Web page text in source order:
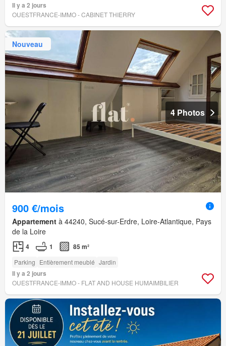
Il y a 2 jours
OUESTFRANCE-IMMO - CABINET THIERRY
Nouveau
4 Photos
900 €/mois
Appartement à 44240, Sucé-sur-Erdre, Loire-Atlantique, Pays
de la Loire
4 1 85 m²
Parking Entièrement meublé Jardin
Il y a 2 jours
OUESTFRANCE-IMMO - FLAT AND HOUSE HUMAIMBILIER